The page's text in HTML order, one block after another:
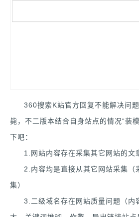
360搜索K站官方回复不能解决问
毙，不二版本结合自身站点的情况“装
下吧：
1.网站内容存在采集其它网站的文
2.内容均是直接从其它网站采集（
集）
3.二级域名存在网站质量问题（内